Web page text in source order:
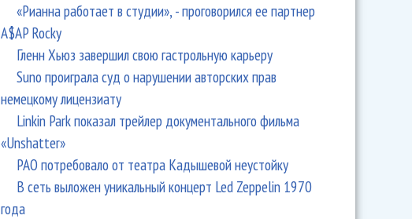
«Рианна работает в студии», - проговорился ее партнер
A$AP Rocky
Гленн Хьюз завершил свою гастрольную карьеру
Suno проиграла суд о нарушении авторских прав
немецкому лицензиату
Linkin Park показал трейлер документального фильма
«Unshatter»
РАО потребовало от театра Кадышевой неустойку
В сеть выложен уникальный концерт Led Zeppelin 1970
года